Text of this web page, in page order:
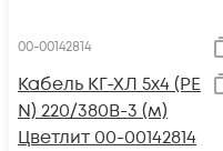
00-00142814
Кабель КГ-ХЛ 5х4 (PE
N) 220/380В-3 (м)
Цветлит 00-00142814